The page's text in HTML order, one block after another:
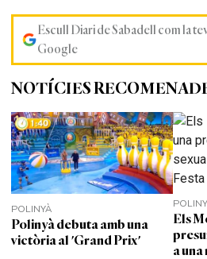
Escull Diari de Sabadell com la
Google
NOTÍCIES
POLINYÀ
Polinyà debuta amb una
victòria al 'Grand Prix'
Els
a una